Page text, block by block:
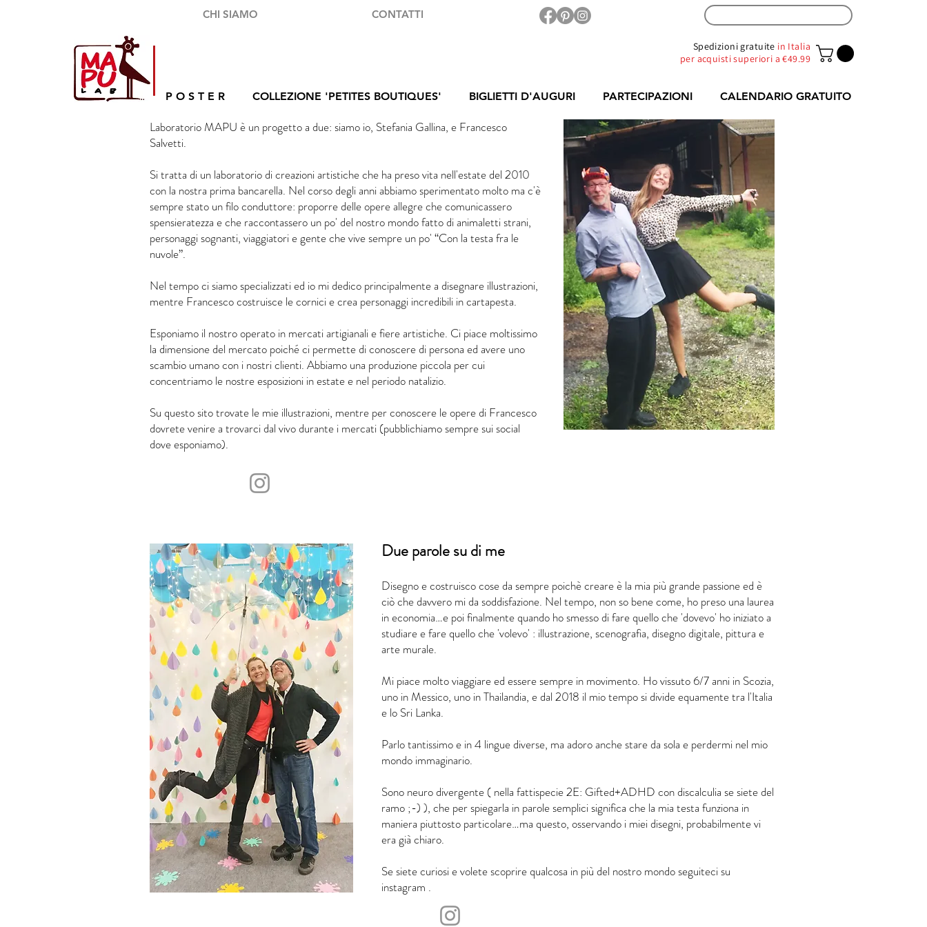
CHI SIAMO CONTATTI
Spedizioni gratuite in Italia
per acquisti superiori a €49.99
P O S T E R COLLEZIONE 'PETITES BOUTIQUES' BIGLIETTI D'AUGURI PARTECIPAZIONI CALENDARIO GRATUITO
Laboratorio MAPU è un progetto a due: siamo io, Stefania Gallina, e Francesco
Salvetti.
Si tratta di un laboratorio di creazioni artistiche che ha preso vita nell'estate del 2010
con la nostra prima bancarella. Nel corso degli anni abbiamo sperimentato molto ma c'è
sempre stato un filo conduttore: proporre delle opere allegre che comunicassero
spensieratezza e che raccontassero un po' del nostro mondo fatto di animaletti strani,
personaggi sognanti, viaggiatori e gente che vive sempre un po' “Con la testa fra le
nuvole”.
Nel tempo ci siamo specializzati ed io mi dedico principalmente a disegnare illustrazioni,
mentre Francesco costruisce le cornici e crea personaggi incredibili in cartapesta.
Esponiamo il nostro operato in mercati artigianali e fiere artistiche. Ci piace moltissimo
la dimensione del mercato poiché ci permette di conoscere di persona ed avere uno
scambio umano con i nostri clienti. Abbiamo una produzione piccola per cui
concentriamo le nostre esposizioni in estate e nel periodo natalizio. ​
Su questo sito trovate le mie illustrazioni, mentre per conoscere le opere di Francesco
dovrete venire a trovarci dal vivo durante i mercati (pubblichiamo sempre sui social
dove esponiamo).
Due parole su di me
Disegno e costruisco cose da sempre poichè creare è la mia più grande passione ed è
ciò che davvero mi da soddisfazione. Nel tempo, non so bene come, ho preso una laurea
in economia…e poi finalmente quando ho smesso di fare quello che 'dovevo' ho iniziato a
studiare e fare quello che 'volevo' : illustrazione, scenografia, disegno digitale, pittura e
arte murale.
Mi piace molto viaggiare ed essere sempre in movimento. Ho vissuto 6/7 anni in Scozia,
uno in Messico, uno in Thailandia, e dal 2018 il mio tempo si divide equamente tra l'Italia
e lo Sri Lanka.
Parlo tantissimo e in 4 lingue diverse, ma adoro anche stare da sola e perdermi nel mio
mondo immaginario.
Sono neuro divergente ( nella fattispecie 2E: Gifted+ADHD con discalculia se siete del
ramo ;-) ), che per spiegarla in parole semplici significa che la mia testa funziona in
maniera piuttosto particolare…ma questo, osservando i miei disegni, probabilmente vi
era già chiaro.
Se siete curiosi e volete scoprire qualcosa in più del nostro mondo seguiteci su
instagram .